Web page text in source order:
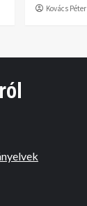
Kovács Péter